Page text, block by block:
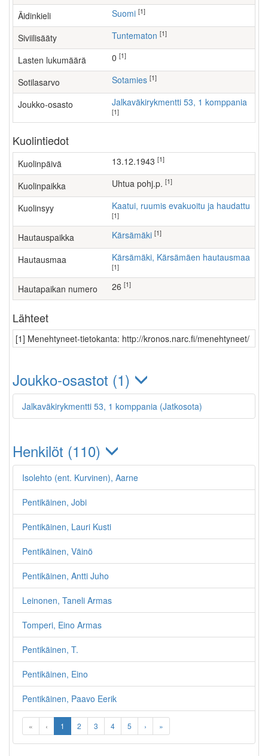
Äidinkieli Suomi [1]
Siviilisääty Tuntematon [1]
Lasten lukumäärä [1]
Sotilasarvo Sotamies [1]
Joukko-osasto Jalkaväkirykmentti 53, 1 komppania
[1]
Kuolintiedot
Kuolinpäivä 13.12.1943 [1]
Kuolinpaikka Uhtua pohj.p. [1]
Kuolinsyy Kaatui, ruumis evakuoitu ja haudattu
[1]
Hautauspaikka Kärsämäki [1]
Hautausmaa Kärsämäki, Kärsämäen hautausmaa
[1]
Hautapaikan numero 26 [1]
Lähteet
[1] Menehtyneet-tietokanta: http://kronos.narc.fi/menehtyneet/
Joukko-osastot (1)
Jalkaväkirykmentti 53, 1 komppania (Jatkosota)
Henkilöt (110)
Isolehto (ent. Kurvinen), Aarne
Pentikäinen, Jobi
Pentikäinen, Lauri Kusti
Pentikäinen, Väinö
Pentikäinen, Antti Juho
Leinonen, Taneli Armas
Tomperi, Eino Armas
Pentikäinen, T.
Pentikäinen, Eino
Pentikäinen, Paavo Eerik
« ‹ 1 2 3 4 5 › »